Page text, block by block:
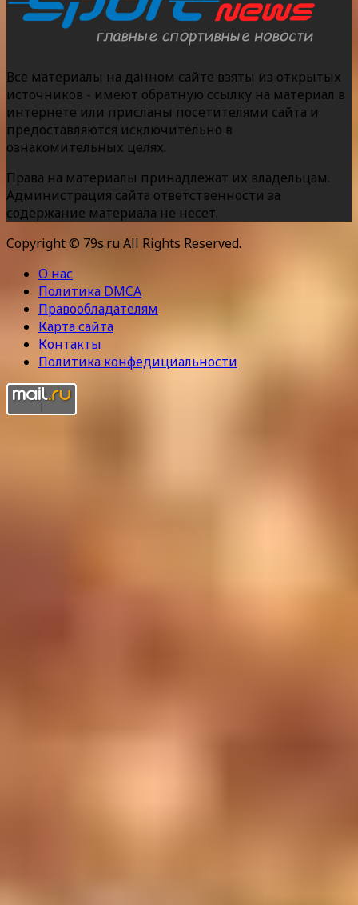
Все материалы на данном сайте взяты из открытых
источников - имеют обратную ссылку на материал в
интернете или присланы посетителями сайта и
предоставляются исключительно в
ознакомительных целях.
Права на материалы принадлежат их владельцам.
Администрация сайта ответственности за
содержание материала не несет.
Copyright © 79s.ru All Rights Reserved.
О нас
Политика DMCA
Правообладателям
Карта сайта
Контакты
Политика конфедициальности